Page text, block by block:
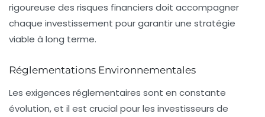
rigoureuse des risques financiers doit accompagner
chaque investissement pour garantir une stratégie
viable à long terme.
Réglementations Environnementales
Les exigences réglementaires sont en constante
évolution, et il est crucial pour les investisseurs de